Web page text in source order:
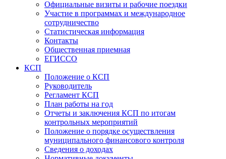
Официальные визиты и рабочие поездки
Участие в программах и международное
сотрудничество
Статистическая информация
Контакты
Общественная приемная
ЕГИССО
КСП
Положение о КСП
Руководитель
Регламент КСП
План работы на год
Отчеты и заключения КСП по итогам
контрольных мероприятий
Положение о порядке осуществления
муниципального финансового контроля
Сведения о доходах